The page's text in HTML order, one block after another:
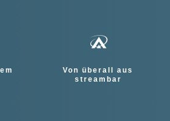
Von überall aus
streambar